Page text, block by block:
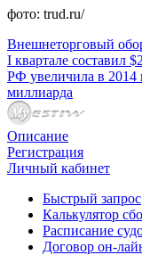
фото: trud.ru/
Внешнеторговый
I квартале составил
РФ увеличила в 2014
миллиарда
Описание
Регистрация
Личный кабинет
Быстрый запрос
Калькулятор
Расписание
Договор он-